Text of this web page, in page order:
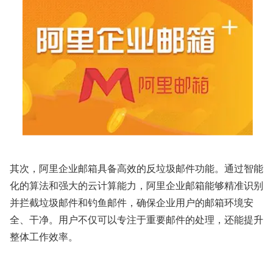
其次，阿里企业邮箱具备高效的反垃圾邮件功能。通过智能
化的算法和强大的云计算能力，阿里企业邮箱能够精准识别
并拦截垃圾邮件和钓鱼邮件，确保企业用户的邮箱环境安
全、干净。用户不仅可以专注于重要邮件的处理，还能提升
整体工作效率。